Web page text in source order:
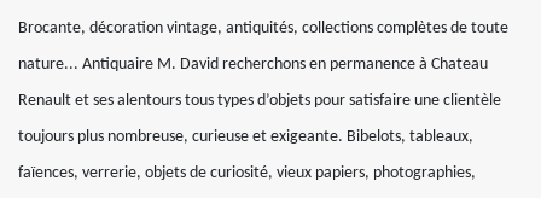
Brocante, décoration vintage, antiquités, collections complètes de toute
nature... Antiquaire M. David recherchons en permanence à Chateau
Renault et ses alentours tous types d’objets pour satisfaire une clientèle
toujours plus nombreuse, curieuse et exigeante. Bibelots, tableaux,
faïences, verrerie, objets de curiosité, vieux papiers, photographies,